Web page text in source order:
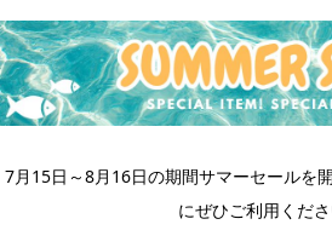
7月15日～8月16日の期間サマーセールを
にぜひご利用くださ